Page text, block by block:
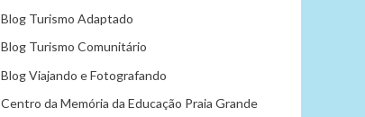
Blog Turismo Adaptado
Blog Turismo Comunitário
Blog Viajando e Fotografando
Centro da Memória da Educação Praia Grande